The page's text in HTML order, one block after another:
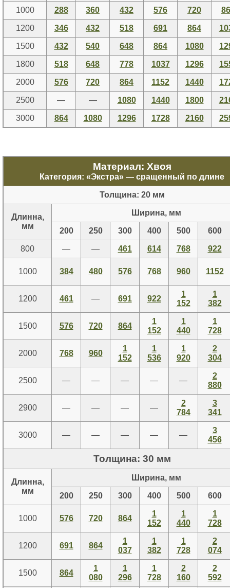
1000 288 360 432 576 720
1200 346 432 518 691 864
1500 432 540 648 864 1080
1800 518 648 778 1037 1296
2000 576 720 864 1152 1440
2500 — — 1080 1440 1800
3000 864 1080 1296 1728 2160
Материал: Хвоя
Категория: «Экстра» — сращенный по длине
Толщина: 20 мм
Длинна,
мм
Ширина, мм
200 250 300 400 500 600
800 — — 461 614 768 922
1000 384 480 576 768 960 1152
1200 461 — 691 922
1
152
1
382
1500 576 720 864
1
152
1
440
1
728
2000 768 960
1
152
1
536
1
920
2
304
2500 — — — — —
2
880
2900 — — — —
2
784
3
341
3000 — — — — —
3
456
Толщина: 30 мм
Длинна,
мм
Ширина, мм
200 250 300 400 500 600
1000 576 720 864
1
152
1
440
1
728
1200 691 864
1
037
1
382
1
728
2
074
1500 864
1
080
1
296
1
728
2
160
2
592